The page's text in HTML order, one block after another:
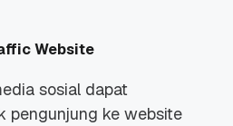
Website
sosial dapat
pengunjung ke website